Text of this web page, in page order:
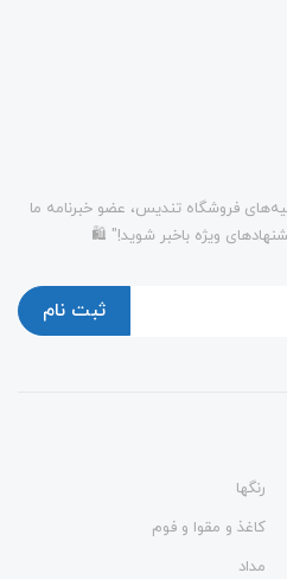
فروشگاه تندیس، عضو خبرنامه ما
ویژه باخبر شوید!" 🛍️
ثبت نام
رنگها
کاغذ و مقوا و فوم
مداد